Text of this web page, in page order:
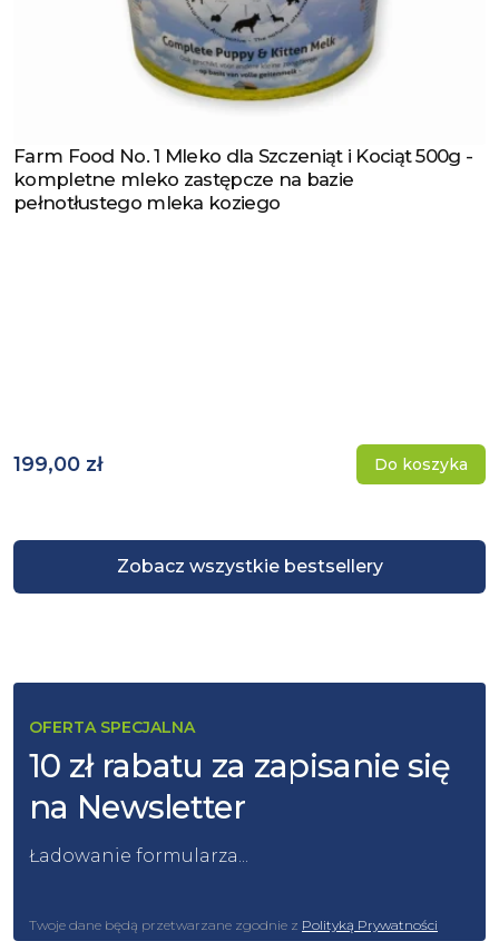
Zobacz wszystkie bestsellery
Zobacz produkt
Farm Food No. 1 Mleko dla Szczeniąt i Kociąt 500g -
kompletne mleko zastępcze na bazie
pełnotłustego mleka koziego
199,00 zł Do koszyka
OFERTA SPECJALNA
10 zł rabatu za zapisanie się
na Newsletter
Ładowanie formularza...
Twoje dane będą przetwarzane zgodnie z Polityką Prywatności